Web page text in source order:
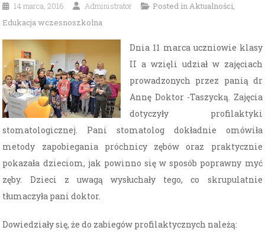
14 marca, 2016 Administrator Posted inAktualności,
Edukacja wczesnoszkolna
Dnia 11 marca uczniowie klasy
II a wzięli udział w zajęciach
prowadzonych przez panią dr
Annę Doktor -Taszycką. Zajęcia
dotyczyły profilaktyki
stomatologicznej. Pani stomatolog dokładnie omówiła
metody zapobiegania próchnicy zębów oraz praktycznie
pokazała dzieciom, jak powinno się w sposób poprawny myć
zęby. Dzieci z uwagą wysłuchały tego, co skrupulatnie
tłumaczyła pani doktor.
Dowiedziały się, że do zabiegów profilaktycznych należą: